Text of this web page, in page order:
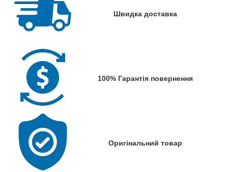
Швидка доставка
100% Гарантія повернення
Оригінальний товар